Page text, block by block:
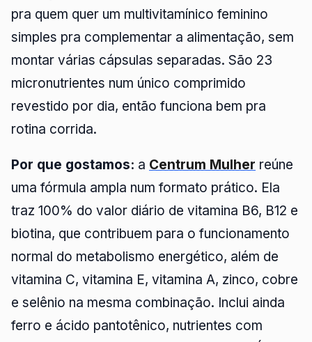
pra quem quer um multivitamínico feminino
simples pra complementar a alimentação, sem
montar várias cápsulas separadas. São 23
micronutrientes num único comprimido
revestido por dia, então funciona bem pra
rotina corrida.
Por que gostamos: a Centrum Mulher reúne
uma fórmula ampla num formato prático. Ela
traz 100% do valor diário de vitamina B6, B12 e
biotina, que contribuem para o funcionamento
normal do metabolismo energético, além de
vitamina C, vitamina E, vitamina A, zinco, cobre
e selênio na mesma combinação. Inclui ainda
ferro e ácido pantotênico, nutrientes com